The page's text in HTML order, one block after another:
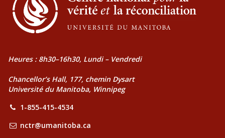
Heures : 8h30–16h30, Lundi – Vendredi
Chancellor’s Hall, 177, chemin Dysart
Université du Manitoba, Winnipeg
1-855-415-4534
nctr@umanitoba.ca